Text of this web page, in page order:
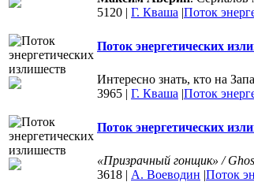
5120 | Г. Кваша |Поток
Поток энергетических
Интересно знать, кто на
3965 | Г. Кваша |Поток
Поток энергетических
«Призрачный гонщик» /
3618 | А. Воеводин |Поток